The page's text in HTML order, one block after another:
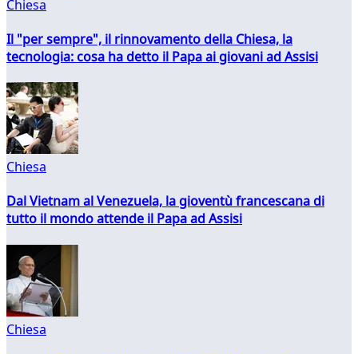
Chiesa
Il "per sempre", il rinnovamento della Chiesa, la
tecnologia: cosa ha detto il Papa ai giovani ad Assisi
Chiesa
Dal Vietnam al Venezuela, la gioventù francescana di
tutto il mondo attende il Papa ad Assisi
Chiesa